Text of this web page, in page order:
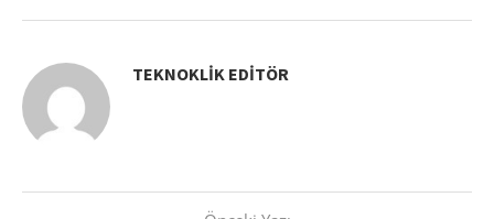
TEKNOKLIK EDITÖR